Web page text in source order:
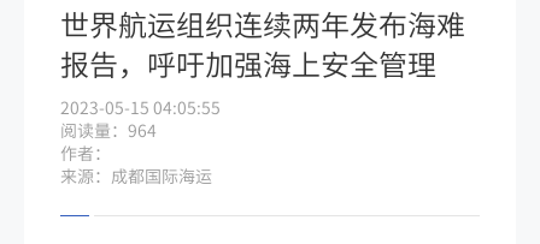
世界航运组织连续两年发布海难
报告，呼吁加强海上安全管理
2023-05-15 04:05:55
阅读量：964
作者：
来源：成都国际海运